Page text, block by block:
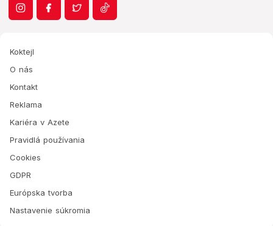
Koktejl
O nás
Kontakt
Reklama
Kariéra v Azete
Pravidlá používania
Cookies
GDPR
Európska tvorba
Nastavenie súkromia